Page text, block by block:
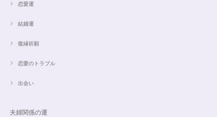
思ったより小粒でしたがとても綺麗なアパタイトでした ありがとうござい
ました⭐︎ アパタイトは大丈夫だったのですが、箱が潰れておまけで付いてい
取れていたので、相当揺らされたか投げられたりしたのかも…
恋愛運
結婚運
復縁祈願
恋愛のトラブル
出会い
夫婦関係の運